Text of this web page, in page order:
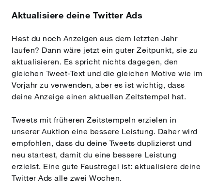
Aktualisiere deine Twitter Ads
Hast du noch Anzeigen aus dem letzten Jahr
laufen? Dann wäre jetzt ein guter Zeitpunkt, sie zu
aktualisieren. Es spricht nichts dagegen, den
gleichen Tweet-Text und die gleichen Motive wie im
Vorjahr zu verwenden, aber es ist wichtig, dass
deine Anzeige einen aktuellen Zeitstempel hat.
Tweets mit früheren Zeitstempeln erzielen in
unserer Auktion eine bessere Leistung. Daher wird
empfohlen, dass du deine Tweets duplizierst und
neu startest, damit du eine bessere Leistung
erzielst. Eine gute Faustregel ist: aktualisiere deine
Twitter Ads alle zwei Wochen.